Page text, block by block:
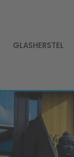
GLASHERSTEL